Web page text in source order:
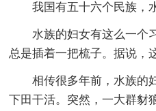
我国有五十六个民族，
水族的妇女有这么一个
总是插着一把梳子。据说，
相传很多年前，水族的
下田干活。突然，一大群豺